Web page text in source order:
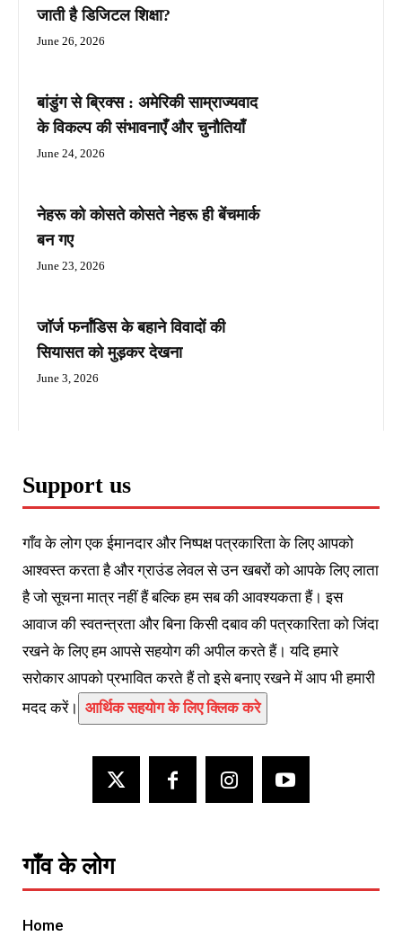
जाती है डिजिटल शिक्षा?
June 26, 2026
बांडुंग से ब्रिक्स : अमेरिकी साम्राज्यवाद
के विकल्प की संभावनाएँ और चुनौतियाँ
June 24, 2026
नेहरू को कोसते कोसते नेहरू ही बेंचमार्क
बन गए
June 23, 2026
जॉर्ज फर्नांडिस के बहाने विवादों की
सियासत को मुड़कर देखना
June 3, 2026
Support us
गाँव के लोग एक ईमानदार और निष्पक्ष पत्रकारिता के लिए आपको
आश्वस्त करता है और ग्राउंड लेवल से उन खबरों को आपके लिए लाता
है जो सूचना मात्र नहीं हैं बल्कि हम सब की आवश्यकता हैं। इस
आवाज की स्वतन्त्रता और बिना किसी दबाव की पत्रकारिता को जिंदा
रखने के लिए हम आपसे सहयोग की अपील करते हैं। यदि हमारे
सरोकार आपको प्रभावित करते हैं तो इसे बनाए रखने में आप भी हमारी
मदद करें। आर्थिक सहयोग के लिए क्लिक करे
गाँव के लोग
Home